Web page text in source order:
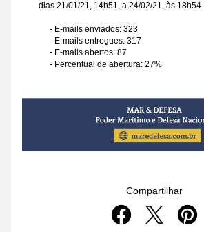
dias 21/01/21, 14h51, a 24/02/21, às 18h54.
- E-mails enviados: 323
- E-mails entregues: 317
- E-mails abertos: 87
- Percentual de abertura: 27%
Compartilhar